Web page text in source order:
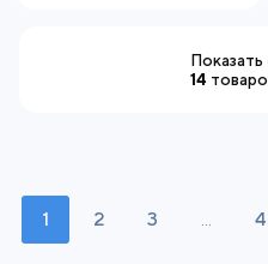
14
1 2 3 ... 4